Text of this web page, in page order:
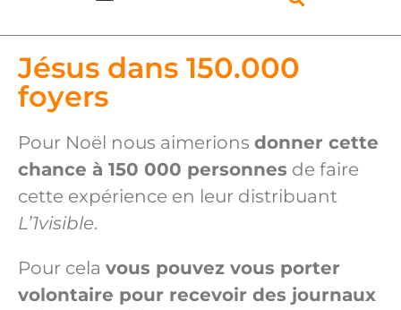
Jésus dans 150.000
foyers
Pour Noël nous aimerions donner cette
chance à 150 000 personnes de faire
cette expérience en leur distribuant
L’1visible.
Pour cela vous pouvez vous porter
volontaire pour recevoir des journaux